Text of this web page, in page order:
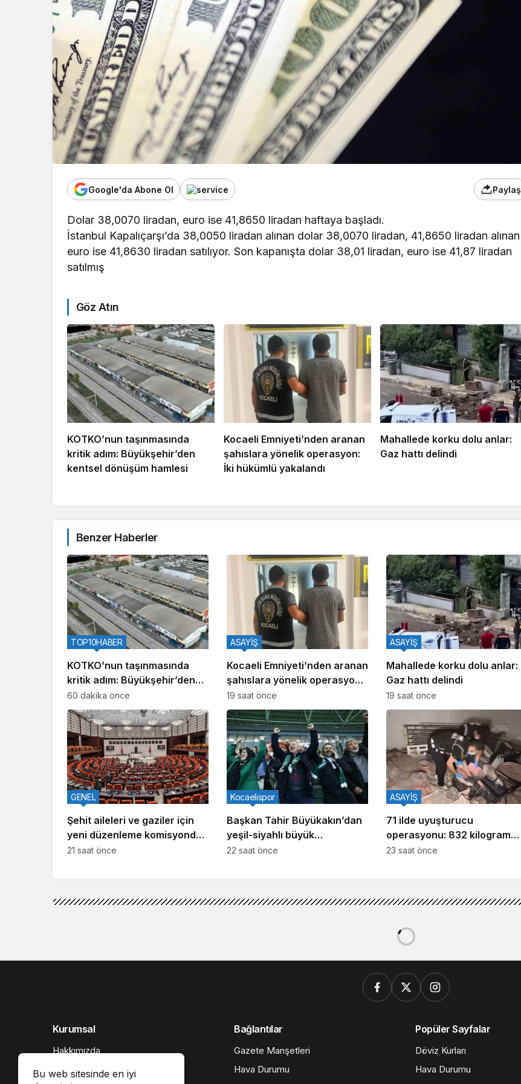
Google'da Abone Ol Paylaş
Dolar 38,0070 liradan, euro ise 41,8650 liradan haftaya başladı.
İstanbul Kapalıçarşı’da 38,0050 liradan alınan dolar 38,0070 liradan, 41,8650 liradan alınan
euro ise 41,8630 liradan satılıyor. Son kapanışta dolar 38,01 liradan, euro ise 41,87 liradan
satılmış
Göz Atın
KOTKO’nun taşınmasında
kritik adım: Büyükşehir’den
kentsel dönüşüm hamlesi
Kocaeli Emniyeti’nden aranan
şahıslara yönelik operasyon:
İki hükümlü yakalandı
Mahallede korku dolu anlar:
Gaz hattı delindi
Benzer Haberler
KOTKO’nun taşınmasında
kritik adım: Büyükşehir’den
kentsel dönüşüm hamlesi
TOP10HABER
60 dakika önce
Kocaeli Emniyeti’nden aranan
şahıslara yönelik operasyon:
İki hükümlü yakalandı
ASAYİŞ
19 saat önce
Mahallede korku dolu anlar:
Gaz hattı delindi
ASAYİŞ
19 saat önce
Şehit aileleri ve gaziler için
yeni düzenleme komisyondan
geçti
GENEL
21 saat önce
Başkan Tahir Büyükakın’dan
yeşil-siyahlı büyük
buluşmaya çağrı
Kocaelispor
22 saat önce
71 ilde uyuşturucu
operasyonu: 832 kilogram
uyuşturucu madde ele
ASAYİŞ
23 saat önce
Bu web sitesinde en iyi
Kurumsal
Hakkımızda
İletişim
Bağlantılar
Gazete Manşetleri
Hava Durumu
Popüler Sayfalar
Döviz Kurları
Hava Durumu